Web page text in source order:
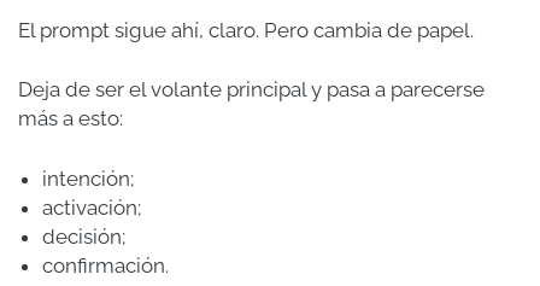
El prompt sigue ahí, claro. Pero cambia de papel.
Deja de ser el volante principal y pasa a parecerse
más a esto:
intención;
activación;
decisión;
confirmación.